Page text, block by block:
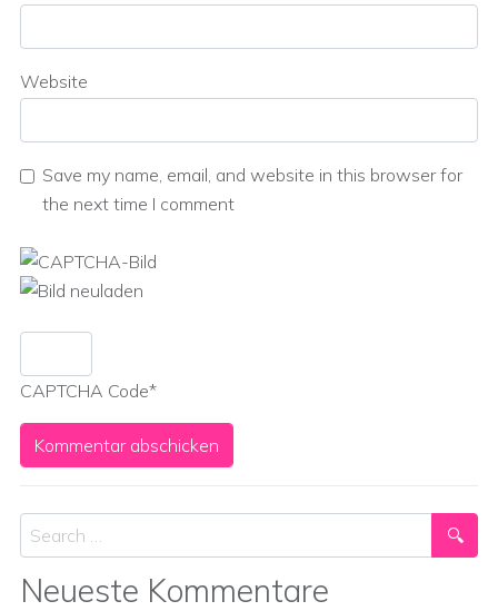
Website
Save my name, email, and website in this browser for
the next time I comment
CAPTCHA Code*
Search
Neueste Kommentare